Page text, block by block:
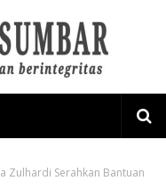
Zulhardi Serahkan Bantuan